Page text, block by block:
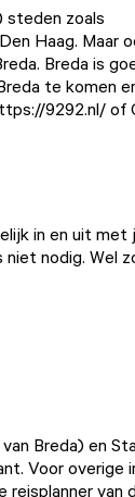
steden zoals
Haag. Maar
Breda is
te komen
9292.nl/of
in en uit met
nodig. Wel
Breda) en
Voor overige
reisplanner van